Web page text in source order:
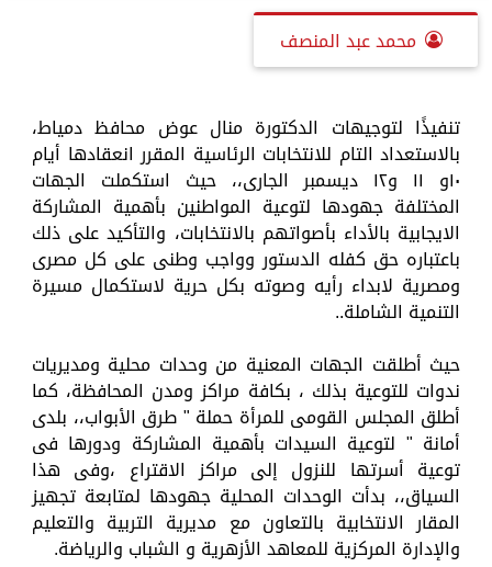
محمد عبد المنصف
تنفيذًا لتوجيهات الدكتورة منال عوض محافظ دمياط،
بالاستعداد التام للانتخابات الرئاسية المقرر انعقادها أيام
١٠و ١١ و١٢ ديسمبر الجارى،، حيث استكملت الجهات
المختلفة جهودها لتوعية المواطنين بأهمية المشاركة
الايجابية بالأداء بأصواتهم بالانتخابات، والتأكيد على ذلك
باعتباره حق كفله الدستور وواجب وطنى على كل مصرى
ومصرية لابداء رأيه وصوته بكل حرية لاستكمال مسيرة
التنمية الشاملة..
حيث أطلقت الجهات المعنية من وحدات محلية ومديريات
ندوات للتوعية بذلك ، بكافة مراكز ومدن المحافظة، كما
أطلق المجلس القومى للمرأة حملة " طرق الأبواب،، بلدى
أمانة " لتوعية السيدات بأهمية المشاركة ودورها فى
توعية أسرتها للنزول إلى مراكز الاقتراع ،وفى هذا
السياق،، بدأت الوحدات المحلية جهودها لمتابعة تجهيز
المقار الانتخابية بالتعاون مع مديرية التربية والتعليم
والإدارة المركزية للمعاهد الأزهرية و الشباب والرياضة.